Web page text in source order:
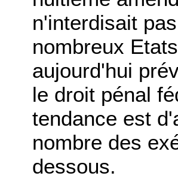
n'interdisait
nombreux
aujourd'hui
le droit pénal
tendance est
nombre des
dessous.